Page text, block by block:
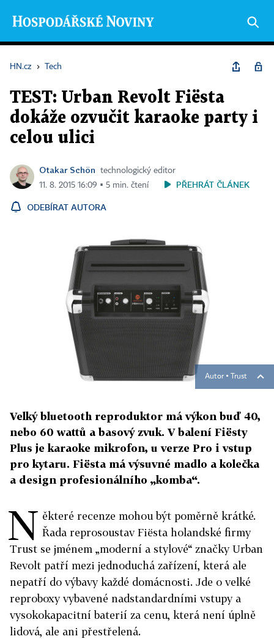
HN.cz › Tech
TEST: Urban Revolt Fiësta
dokáže ozvučit karaoke party i
celou ulici
Otakar Schön
technologický editor
11. 8. 2015 16:09 ▪ 5 min. čtení
PŘEHRÁT ČLÁNEK
ODEBÍRAT AUTORA
Autor ▪ Trust
Velký bluetooth reproduktor má výkon buď 40,
nebo 60 wattů a basový zvuk. V balení Fiësty
Plus je karaoke mikrofon, u verze Pro i vstup
pro kytaru. Fiësta má výsuvné madlo a kolečka
a design profesionálního „komba“.
N ěkteré recenze mohou být poměrně krátké.
Řada reprosoustav Fiësta holandské firmy
Trust se jménem „moderní a stylové“ značky Urban
Revolt patří mezi jednoduchá zařízení, která ale
nepatří do výbavy každé domácnosti. Jde o velké
reproboxy vybavené nadstandardními vstupy a
vysokokapacitní baterií za cenu, která není úplně
lidová, ale ani přestřelená.